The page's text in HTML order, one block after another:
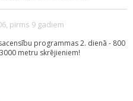
pirms 9 gadiem
programmas 2. dienā - 800
metru skrējieniem!